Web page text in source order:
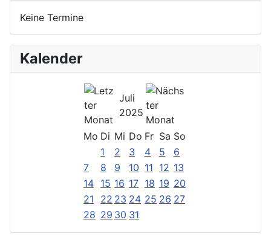
Keine Termine
Kalender
Juli
2025
Mo Di Mi Do Fr Sa So
1
2 3 4 5
6
7
8 9 10 11 12 13
14 15 16 17 18 19 20
21
22 23 24 25 26 27
28 29 30 31